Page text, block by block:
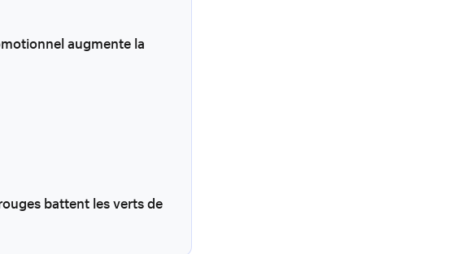
augmente la
battent les verts de